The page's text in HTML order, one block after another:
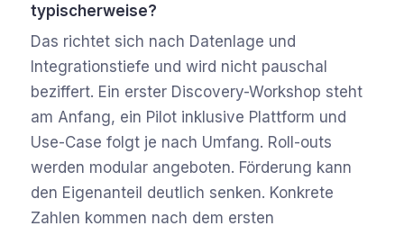
typischerweise?
Das richtet sich nach Datenlage und
Integrationstiefe und wird nicht pauschal
beziffert. Ein erster Discovery-Workshop steht
am Anfang, ein Pilot inklusive Plattform und
Use-Case folgt je nach Umfang. Roll-outs
werden modular angeboten. Förderung kann
den Eigenanteil deutlich senken. Konkrete
Zahlen kommen nach dem ersten